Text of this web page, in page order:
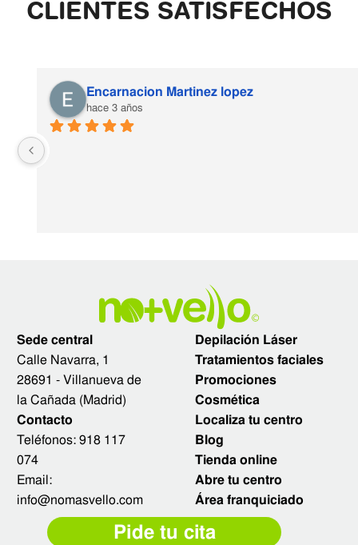
CLIENTES SATISFECHOS
Encarnacion Martinez lopez
hace 3 años
Sede central
Calle Navarra, 1
28691 - Villanueva de
la Cañada (Madrid)
Contacto
Teléfonos:918 117
074
Email:
info@nomasvello.com
Depilación Láser
Tratamientos faciales
Promociones
Cosmética
Localiza tu centro
Blog
Tienda online
Abre tu centro
Área franquiciado
Pide tu cita